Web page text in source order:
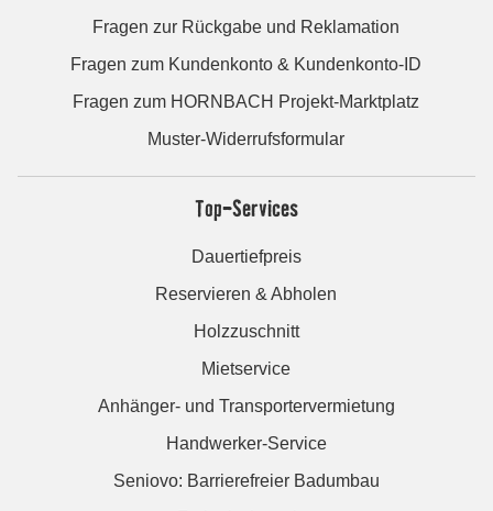
Fragen zur Rückgabe und Reklamation
Fragen zum Kundenkonto & Kundenkonto-ID
Fragen zum HORNBACH Projekt-Marktplatz
Muster-Widerrufsformular
Top-Services
Dauertiefpreis
Reservieren & Abholen
Holzzuschnitt
Mietservice
Anhänger- und Transportervermietung
Handwerker-Service
Seniovo: Barrierefreier Badumbau